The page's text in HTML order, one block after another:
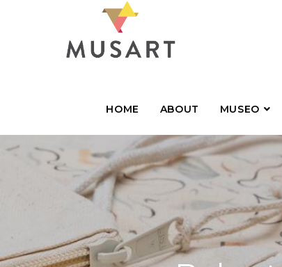
HOME ABOUT MUSEO